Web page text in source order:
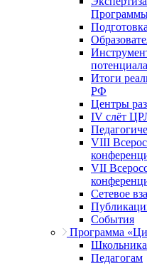
потенциала
Итоги
РФ
Центры
IV слёт
VIII
VII
Сетевое
События
Программа
Педагогам